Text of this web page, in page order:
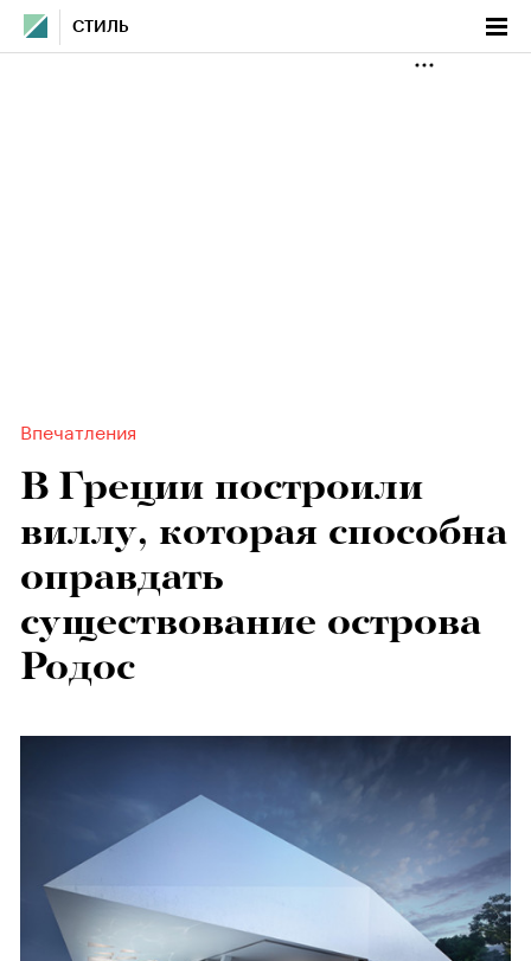
СТИЛЬ
Впечатления
В Греции построили
виллу, которая способна
оправдать
существование острова
Родос